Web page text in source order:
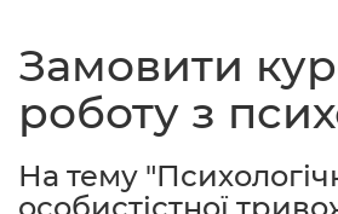
Замовити
роботу з
На тему
Гарантії
Відгуки
Контакти